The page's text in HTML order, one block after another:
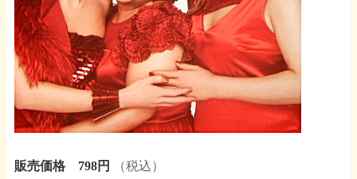
販売価格 798円
（税込）